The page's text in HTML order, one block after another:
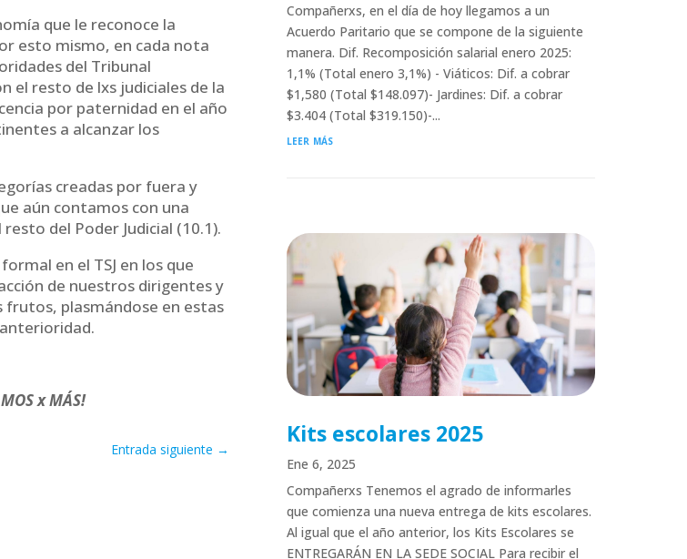
que le reconoce la
esto mismo, en cada nota
del Tribunal
el resto de lxs judiciales de la
por paternidad en el año
a alcanzar los
creadas por fuera y
aún contamos con una
del Poder Judicial (10.1).
en el TSJ en los que
de nuestros dirigentes y
frutos, plasmándose en estas
x MÁS!
Entrada siguiente →
Compañerxs, en el día de hoy llegamos a un
Acuerdo Paritario que se compone de la siguiente
manera. Dif. Recomposición salarial enero 2025:
1,1% (Total enero 3,1%) - Viáticos: Dif. a cobrar
$1,580 (Total $148.097)- Jardines: Dif. a cobrar
$3.404 (Total $319.150)-...
leer más
Kits escolares 2025
Ene 6, 2025
Compañerxs Tenemos el agrado de informarles
que comienza una nueva entrega de kits escolares.
Al igual que el año anterior, los Kits Escolares se
ENTREGARÁN EN LA SEDE SOCIAL Para recibir el